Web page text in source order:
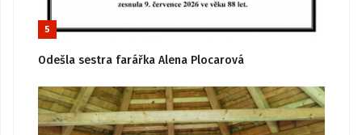
5
Odešla sestra farářka Alena Plocarová